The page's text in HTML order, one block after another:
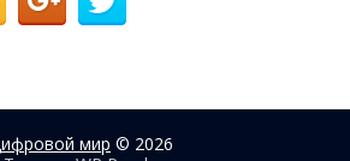
мир © 2026